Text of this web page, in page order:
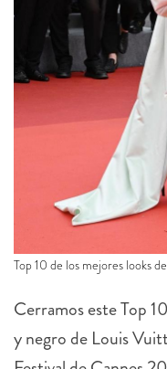
Top 10 de los mejores looks
Cerramos este Top
y negro de Louis